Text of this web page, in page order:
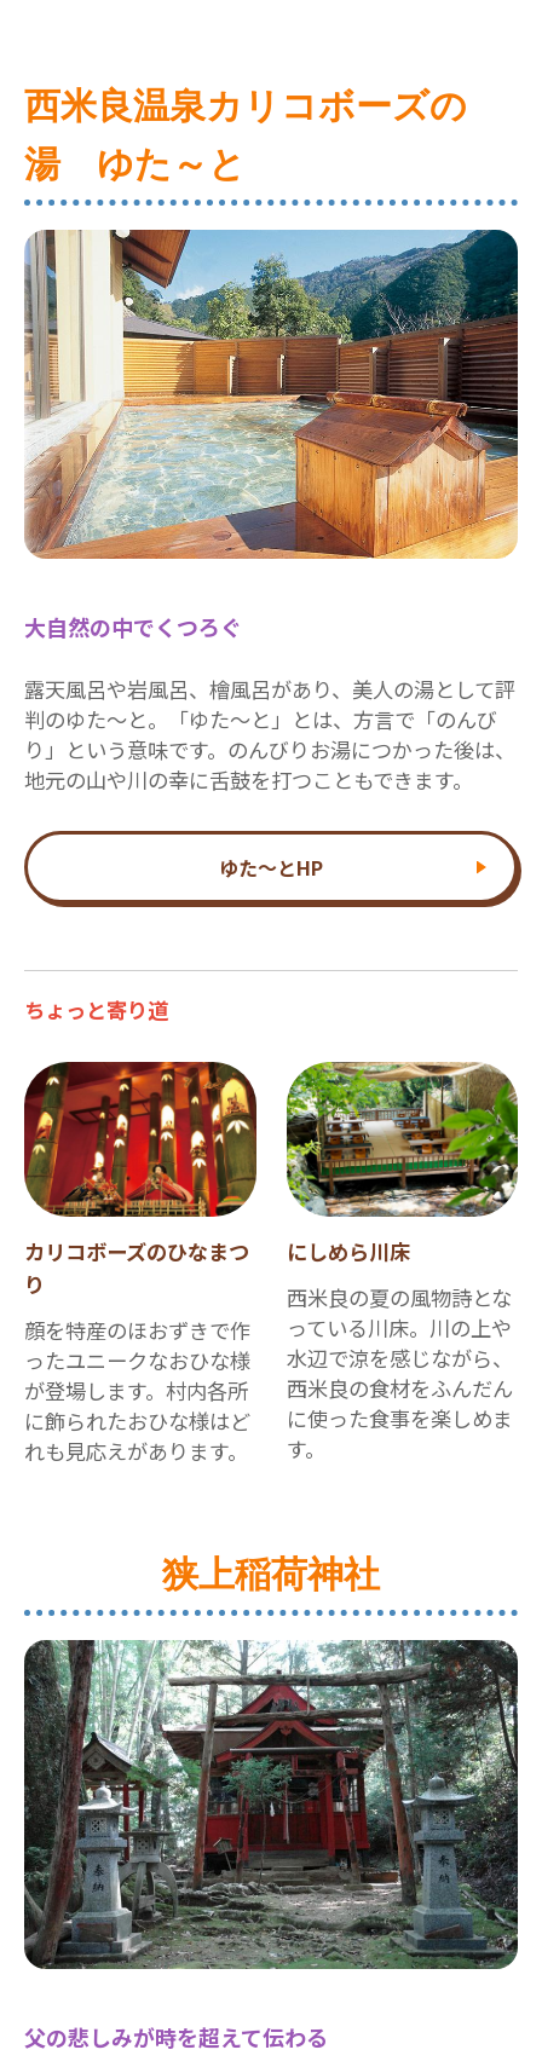
西米良温泉カリコボーズの
湯 ゆた～と
大自然の中でくつろぐ
露天風呂や岩風呂、檜風呂があり、美人の湯として評
判のゆた～と。「ゆた～と」とは、方言で「のんび
り」という意味です。のんびりお湯につかった後は、
地元の山や川の幸に舌鼓を打つこともできます。
ゆた～とHP
ちょっと寄り道
カリコボーズのひなまつ
り
顔を特産のほおずきで作
ったユニークなおひな様
が登場します。村内各所
に飾られたおひな様はど
れも見応えがあります。
にしめら川床
西米良の夏の風物詩とな
っている川床。川の上や
水辺で涼を感じながら、
西米良の食材をふんだん
に使った食事を楽しめま
す。
狭上稲荷神社
父の悲しみが時を超えて伝わる